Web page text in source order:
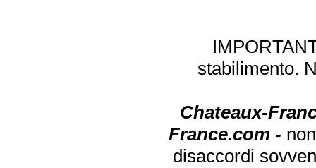
stabilimento.
Chateaux-
France.com -
disaccordi